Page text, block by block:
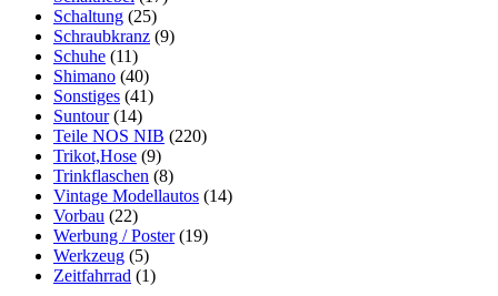
Schaltung (25)
Schraubkranz (9)
Schuhe (11)
Shimano (40)
Sonstiges (41)
Suntour (14)
Teile NOS NIB (220)
Trikot,Hose (9)
Trinkflaschen (8)
Vintage Modellautos (14)
Vorbau (22)
Werbung / Poster (19)
Werkzeug (5)
Zeitfahrrad (1)